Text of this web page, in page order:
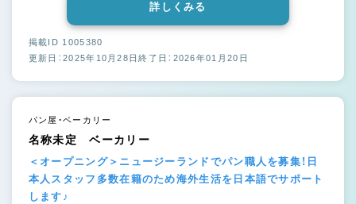
詳しくみる
掲載ID 1005380
更新日：2025年10月28日終了日：2026年01月20日
パン屋・ベーカリー
名称未定 ベーカリー
＜オープニング＞ニュージーランドでパン職人を募集！日
本人スタッフ多数在籍のため海外生活を日本語でサポート
します♪